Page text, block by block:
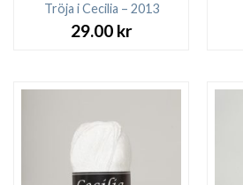
Tröja i Cecilia – 2013
29.00 kr